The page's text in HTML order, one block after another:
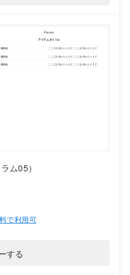
ム05）
で利用可
する